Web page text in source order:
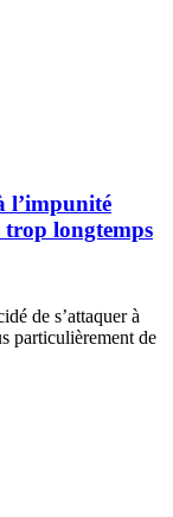
l’impunité
trop longtemps
de s’attaquer à
particulièrement de